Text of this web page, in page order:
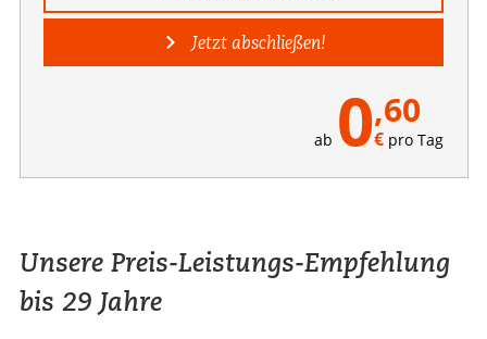
ab 0,60
€pro Tag
Jetzt abschließen!
Unsere Preis-Leistungs-Empfehlung
bis 29 Jahre